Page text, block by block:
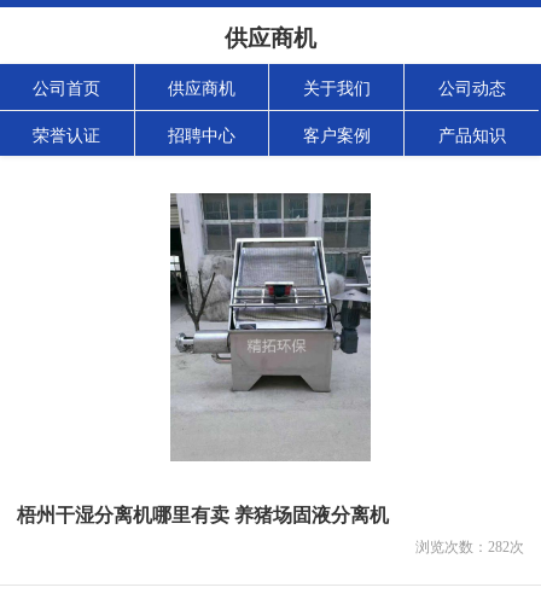
供应商机
公司首页 供应商机 关于我们 公司动态
荣誉认证 招聘中心 客户案例 产品知识
梧州干湿分离机哪里有卖 养猪场固液分离机
浏览次数： 282次